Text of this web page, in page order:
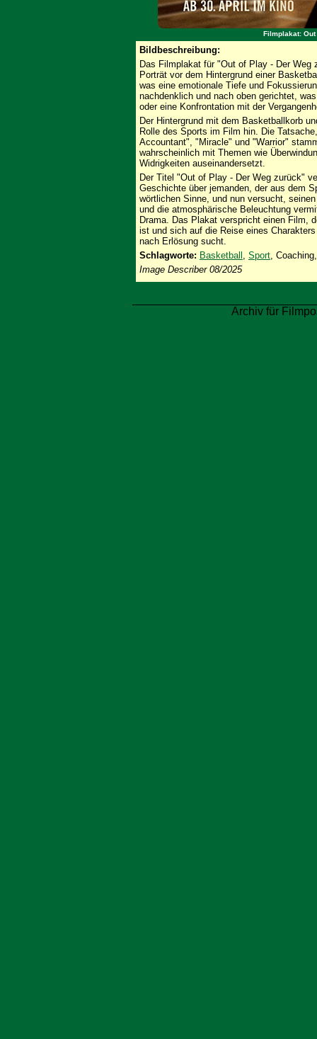
Filmplakat:
Bildbeschreibung:
Das Filmplakat für "Out of Play - Der
Porträt vor dem Hintergrund einer
was eine emotionale Tiefe und
nachdenklich und nach oben gerichtet,
oder eine Konfrontation mit der
Der Hintergrund mit dem Basketballkorb
Rolle des Sports im Film hin. Die
Accountant", "Miracle" und "Warrior"
wahrscheinlich mit Themen wie
Widrigkeiten auseinandersetzt.
Der Titel "Out of Play - Der Weg zurück"
Geschichte über jemanden, der aus dem
wörtlichen Sinne, und nun versucht,
und die atmosphärische Beleuchtung
Drama. Das Plakat verspricht einen Film,
ist und sich auf die Reise eines
nach Erlösung sucht.
Schlagworte: Basketball , Sport,
Image Describer 08/2025
Archiv für